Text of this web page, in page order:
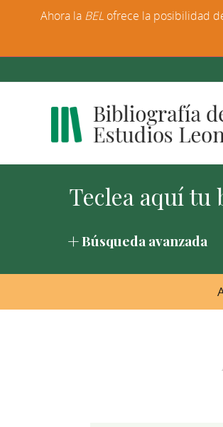
Búsqueda avanzada
Ahora la BEL ofrece la posibilidad